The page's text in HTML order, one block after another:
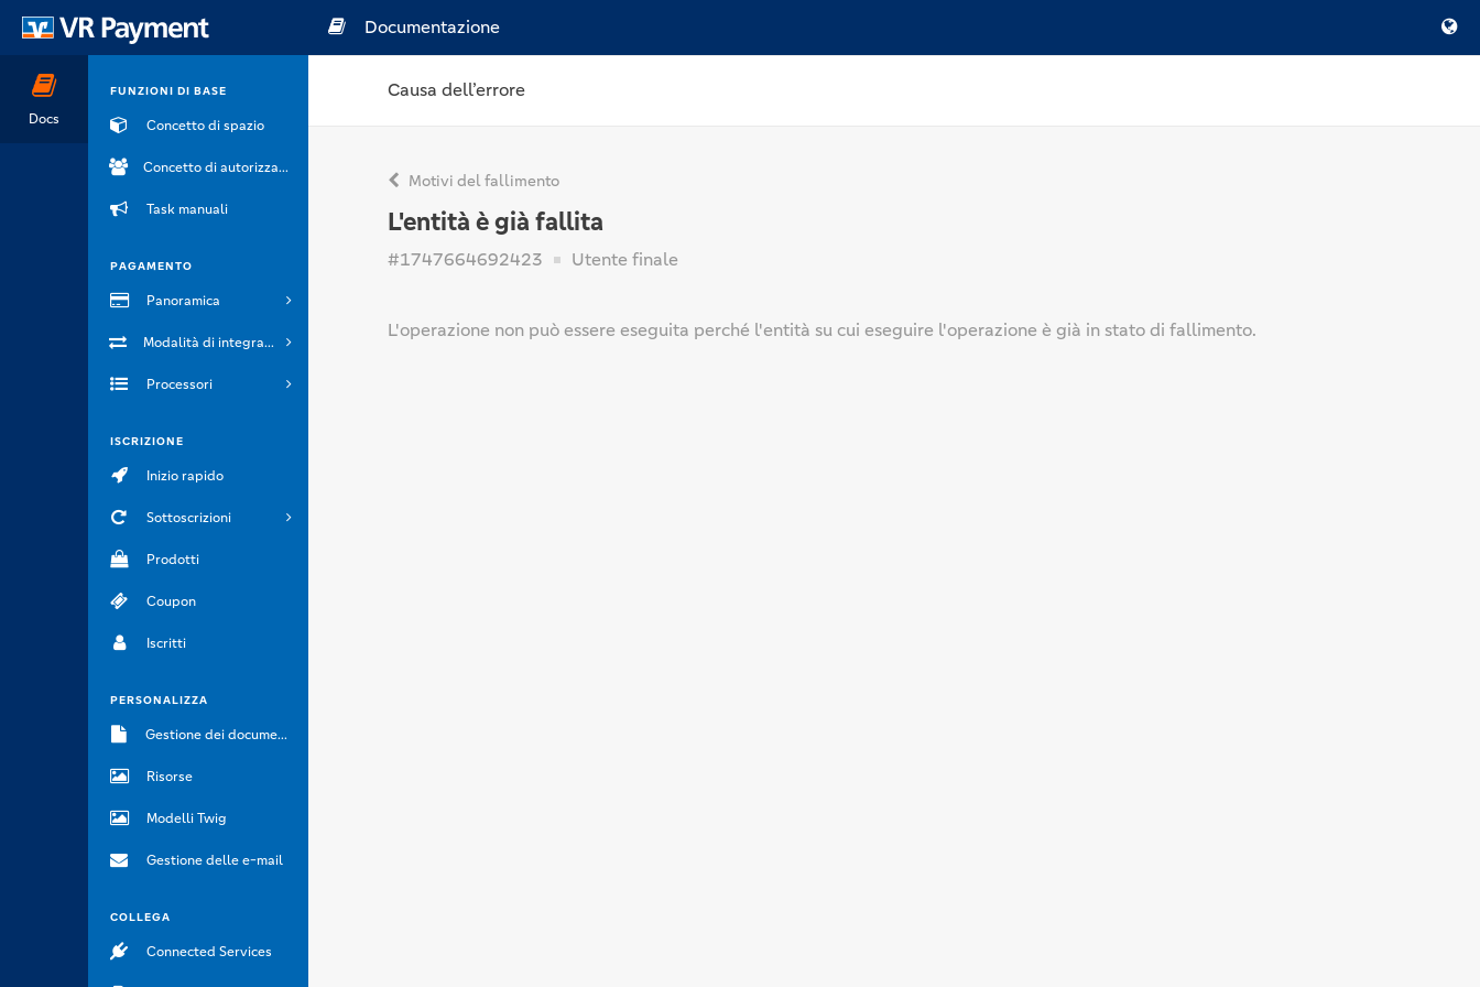
Docs
FUNZIONI DI BASE
Concetto di spazio
Concetto di autorizzazione
Task manuali
PAGAMENTO
Panoramica
Modalità di integrazione
Processori
ISCRIZIONE
Inizio rapido
Sottoscrizioni
Prodotti
Coupon
Iscritti
PERSONALIZZA
Gestione dei documenti
Risorse
Modelli Twig
Gestione delle e-mail
COLLEGA
Connected Services
Documentazione
Causa dell’errore
Motivi del fallimento
L'entità è già fallita
#1747664692423 Utente finale
L'operazione non può essere eseguita perché l'entità su cui eseguire l'operazione è già in stato di fallimento.